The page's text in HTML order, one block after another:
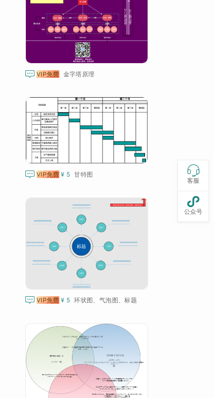
 VIP免费 金字塔原理
 VIP免费 ¥ 5 甘特图
 VIP免费 ¥ 5 环状图、气泡图、标题

客服

公众号